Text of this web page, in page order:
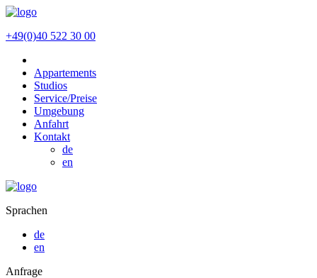
+49(0)40 522 30 00
Appartements
Studios
Service/Preise
Umgebung
Anfahrt
Kontakt
de
en
Sprachen
de
en
Anfrage